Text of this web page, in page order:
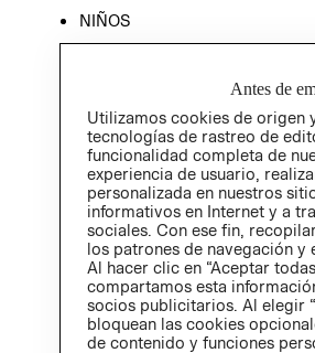
NIÑOS
Antes de
Utilizamos cookies de origen
tecnologías de rastreo de
funcionalidad completa de
experiencia de usuario,
personalizada en nuestros
informativos en Internet y a
sociales. Con ese fin,
los patrones de navegación y
Al hacer clic en “Aceptar
compartamos esta
socios publicitarios. Al elegir
bloquean las cookies
de contenido y funciones